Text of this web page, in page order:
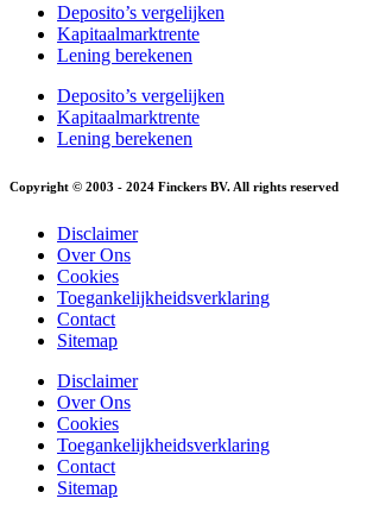
Deposito’s vergelijken
Kapitaalmarktrente
Lening berekenen
Deposito’s vergelijken
Kapitaalmarktrente
Lening berekenen
Copyright © 2003 - 2024 Finckers BV. All rights reserved
Disclaimer
Over Ons
Cookies
Toegankelijkheidsverklaring
Contact
Sitemap
Disclaimer
Over Ons
Cookies
Toegankelijkheidsverklaring
Contact
Sitemap